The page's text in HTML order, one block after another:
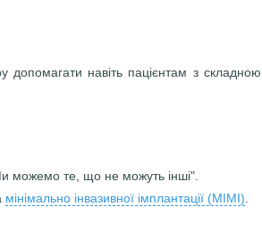
допомагати навіть пацієнтам з складною
можемо те, що не можуть інші".
мінімально інвазивної імплантації (MIMI)